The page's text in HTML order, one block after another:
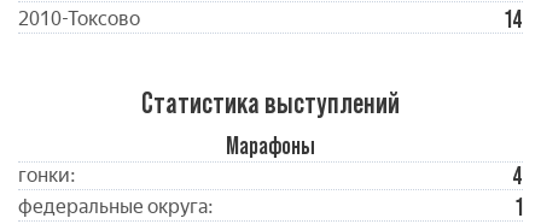
2010-Токсово 14
Статистика выступлений
Марафоны
гонки: 4
федеральные округа: 1